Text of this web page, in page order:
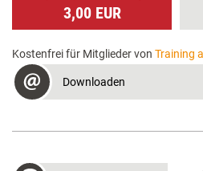
3,00 EUR
Kostenfrei für Mitglieder von Training
Downloaden